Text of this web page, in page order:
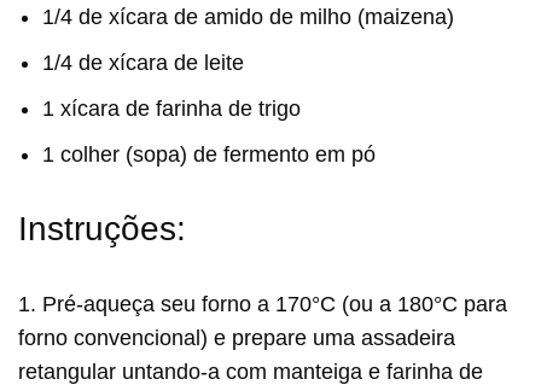
1/4 de xícara de amido de milho (maizena)
1/4 de xícara de leite
1 xícara de farinha de trigo
1 colher (sopa) de fermento em pó
Instruções:
1. Pré-aqueça seu forno a 170°C (ou a 180°C para
forno convencional) e prepare uma assadeira
retangular untando-a com manteiga e farinha de